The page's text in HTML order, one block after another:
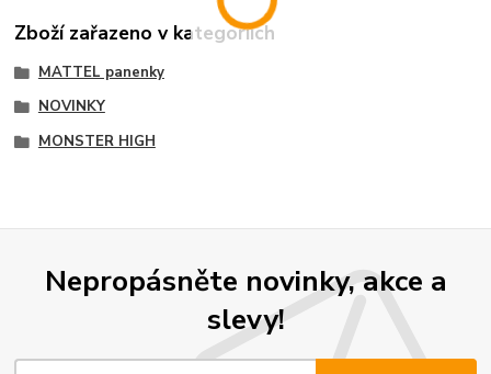
Zboží zařazeno v kategoriích
MATTEL panenky
NOVINKY
MONSTER HIGH
Nepropásněte novinky, akce a
slevy!